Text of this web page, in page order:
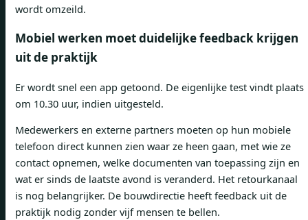
wordt omzeild.
Mobiel werken moet duidelijke feedback krijgen
uit de praktijk
Er wordt snel een app getoond. De eigenlijke test vindt plaats
om 10.30 uur, indien uitgesteld.
Medewerkers en externe partners moeten op hun mobiele
telefoon direct kunnen zien waar ze heen gaan, met wie ze
contact opnemen, welke documenten van toepassing zijn en
wat er sinds de laatste avond is veranderd. Het retourkanaal
is nog belangrijker. De bouwdirectie heeft feedback uit de
praktijk nodig zonder vijf mensen te bellen.